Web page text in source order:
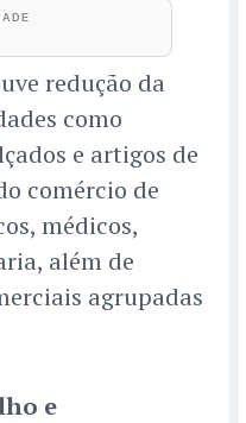
redução da
como
e artigos de
comércio de
médicos,
além de
agrupadas
e